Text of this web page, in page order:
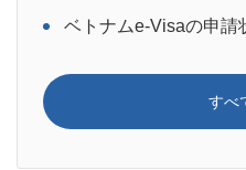
ベトナムe-Visaの申請
すべ